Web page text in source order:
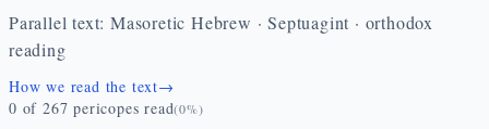
Parallel text: Masoretic Hebrew · Septuagint · orthodox
reading
How we read the text→
0 of 267 pericopes read(0%)